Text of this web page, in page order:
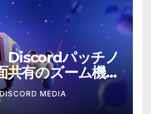
Discordパッチノ
共有のズーム機能
マンドが登場！
DISCORD MEDIA